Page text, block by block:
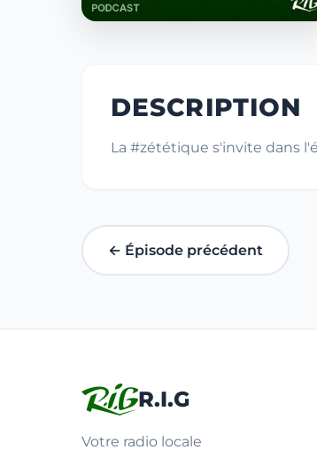
DESCRIPTION
La #zététique s'invite dans
← Épisode précédent
R.I.G
Votre radio locale